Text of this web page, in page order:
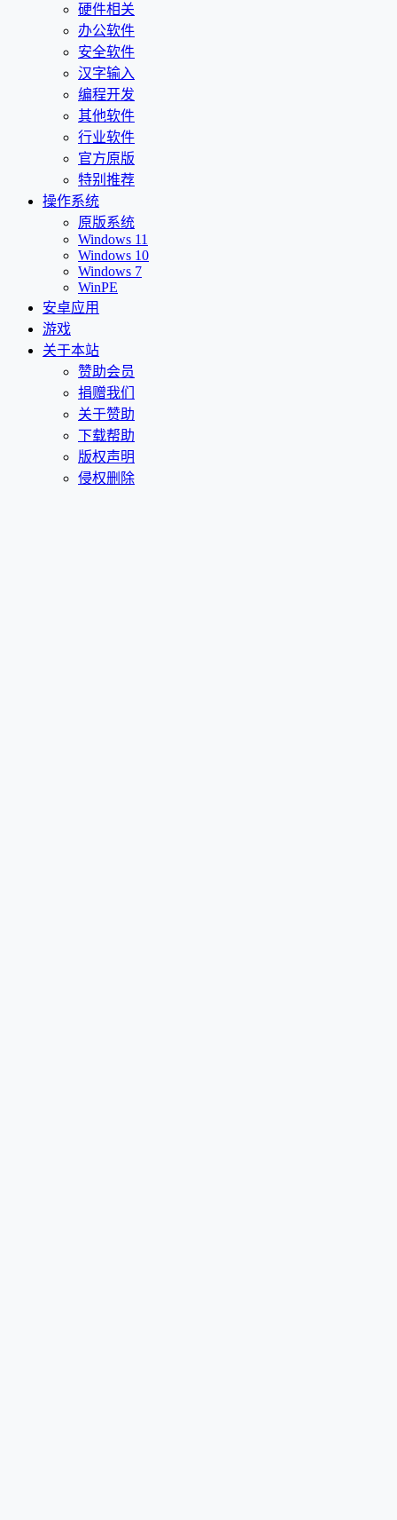
硬件相关
办公软件
安全软件
汉字输入
编程开发
其他软件
行业软件
官方原版
特别推荐
操作系统
原版系统
Windows 11
Windows 10
Windows 7
WinPE
安卓应用
游戏
关于本站
赞助会员
捐赠我们
关于赞助
下载帮助
版权声明
侵权删除